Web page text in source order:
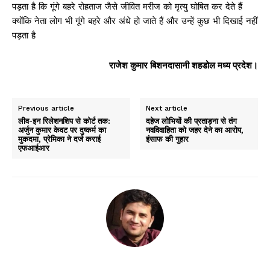
पड़ता है कि गूंगे बहरे रोहताज जैसे जीवित मरीज को मृत्यु घोषित कर देते हैं
क्योंकि नेता लोग भी गूंगे बहरे और अंधे हो जाते हैं और उन्हें कुछ भी दिखाई नहीं
पड़ता है
राजेश कुमार बिशनदासानी शहडोल मध्य प्रदेश।
Previous article
लीव-इन रिलेशनशिप से कोर्ट तक:
अर्जुन कुमार केवट पर दुष्कर्म का
मुकदमा, प्रेमिका ने दर्ज कराई
एफआईआर
Next article
दहेज लोभियों की प्रताड़ना से तंग
नवविवाहिता को जहर देने का आरोप,
इंसाफ की गुहार